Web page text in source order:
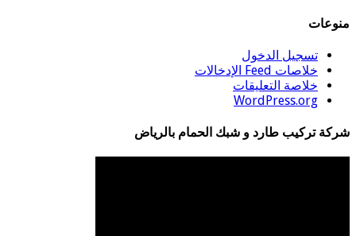
منوعات
تسجيل الدخول
خلاصات Feed الإدخالات
خلاصة التعليقات
WordPress.org
شركة تركيب طارد و شبك الحمام بالرياض